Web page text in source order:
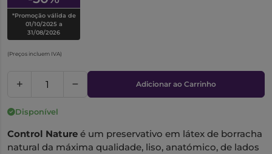
*Promoção válida de
01/10/2025 a
31/08/2026
(Preços incluem IVA)
Adicionar ao Carrinho
Disponível
Control Nature é um preservativo em látex de borracha
natural da máxima qualidade, liso, anatómico, de lados